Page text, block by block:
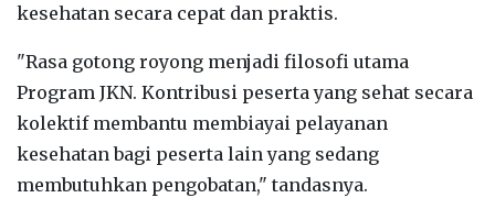
kesehatan secara cepat dan praktis.
‎"Rasa gotong royong menjadi filosofi utama
Program JKN. Kontribusi peserta yang sehat secara
kolektif membantu membiayai pelayanan
kesehatan bagi peserta lain yang sedang
membutuhkan pengobatan," tandasnya.